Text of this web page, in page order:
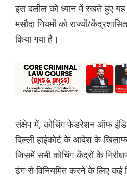
इस दलील को ध्यान में रखते हुए
मसौदा नियमों को राज्यों/
किया गया है।
संक्षेप में, कोचिंग फेडरेशन ऑफ
दिल्ली हाईकोर्ट के आदेश के
जिसमें सभी कोचिंग केंद्रों के
ढंग से विनियमित करने के लिए कई